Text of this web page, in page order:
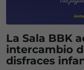
La Sala BBK
intercambio
disfraces